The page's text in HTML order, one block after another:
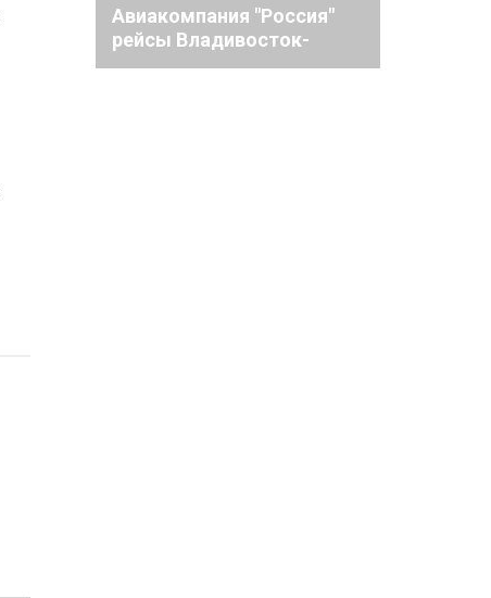
Авиакомпания "Россия"
рейсы Владивосток-
Шанхай